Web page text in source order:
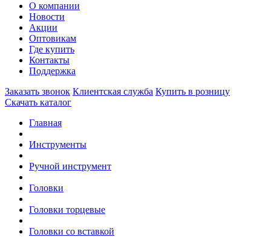
О компании
Новости
Акции
Оптовикам
Где купить
Контакты
Поддержка
Заказать звонок Клиентская служба Купить в розницу
Скачать каталог
Главная
Инструменты
Ручной инструмент
Головки
Головки торцевые
Головки со вставкой